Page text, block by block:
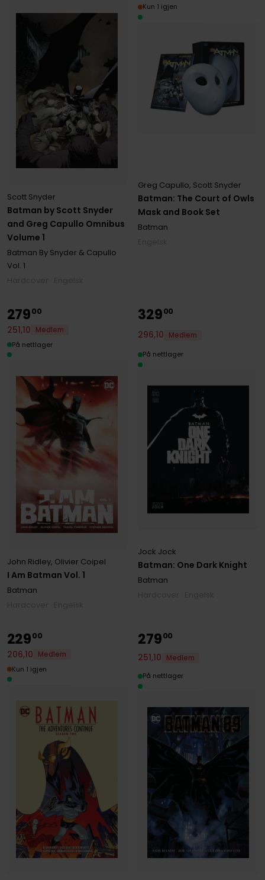
Batman by Scott Snyder
and Greg Capullo Omnibus
Volume 1
Scott Snyder
Batman By Snyder & Capullo
Vol. 1
Batman: The Court of Owls
Mask and Book Set
Greg Capullo, Scott Snyder
Batman
Kun 1 igjen
I Am Batman Vol. 1
John Ridley, Olivier Coipel
Batman
27900
251,10
Medlem
På nettlager
Batman: One Dark Knight
Jock Jock
Batman
32900
296,10 Medlem
På nettlager
22900
206,10
Medlem
Kun 1 igjen
27900
251,10
Medlem
På nettlager